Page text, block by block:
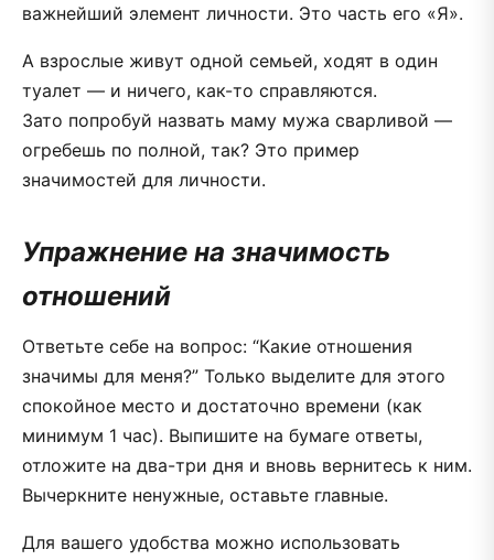
важнейший элемент личности. Это часть его «Я».
А взрослые живут одной семьей, ходят в один
туалет — и ничего, как-то справляются.
Зато попробуй назвать маму мужа сварливой —
огребешь по полной, так? Это пример
значимостей для личности.
Упражнение на значимость
отношений
Ответьте себе на вопрос: “Какие отношения
значимы для меня?” Только выделите для этого
спокойное место и достаточно времени (как
минимум 1 час). Выпишите на бумаге ответы,
отложите на два-три дня и вновь вернитесь к ним.
Вычеркните ненужные, оставьте главные.
Для вашего удобства можно использовать